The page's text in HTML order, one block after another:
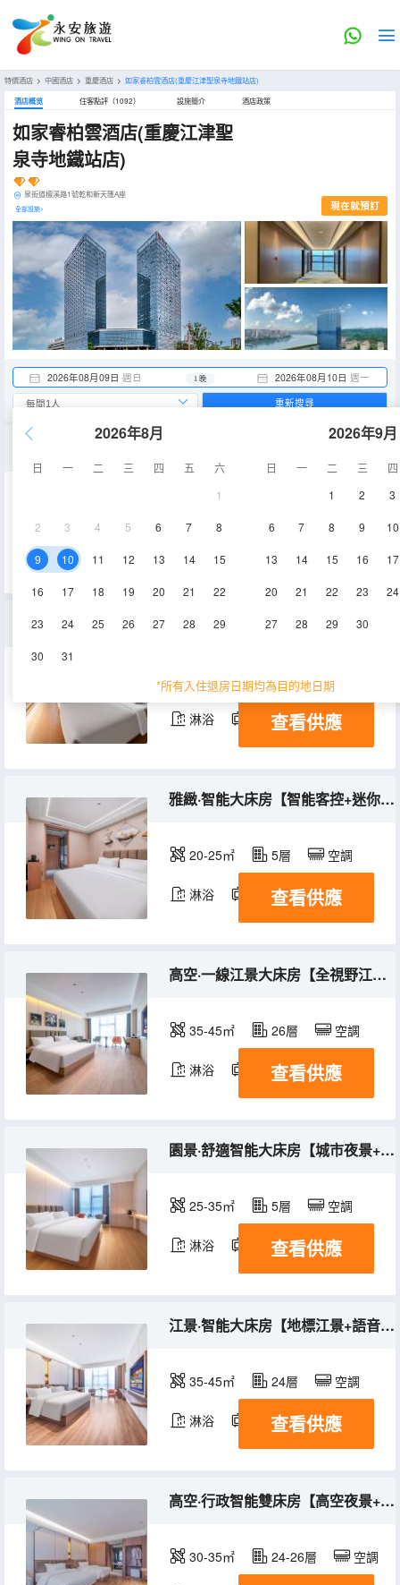
特價酒店 > 中國酒店 > 重慶酒店 > 如家睿柏雲酒店(重慶江津聖泉寺地鐵站店)
酒店概览 住客點評（1092） 設施簡介 酒店政策
如家睿柏雲酒店(重慶江津聖
泉寺地鐵站店)
泉街道檀溪路1號乾和新天匯A座
全部設施> 現在就預訂
2026年08月09日 週日 2026年08月10日 週一
1 晚
2026年8月
日 一 二 三 四 五
六
1
2 3 4 5 6 7 8
9 10 11 12 13 14 15
16 17 18 19 20 21 22
23 24 25 26 27 28 29
30 31
2026年9月
日 一 二 三
四
1
2 3
6 7 8 9 10
13 14 15 16 17
20 21 22 23 24
27 28 29 30
*所有入住退房日期均為目的地日期
重新搜尋
30-35㎡ 空調
35-45㎡ 5層 空調
淋浴 電視機 冰箱
查看供應
雅緻·智能大床房【智能客控+迷你小冰箱】
20-25㎡ 5層 空調
淋浴 電視機 冰箱
查看供應
高空·一線江景大床房【全視野江河美景+小冰箱】
35-45㎡ 26層 空調
淋浴 電視機
查看供應
園景·舒適智能大床房【城市夜景+智能客控+公園夜景】
25-35㎡ 5層 空調
淋浴 電視機 冰箱
查看供應
江景·智能大床房【地標江景+語音智能客控】
35-45㎡ 24層 空調
淋浴 電視機 冰箱
查看供應
高空·行政智能雙床房【高空夜景+智能客控+小冰箱】
30-35㎡ 24-26層 空調